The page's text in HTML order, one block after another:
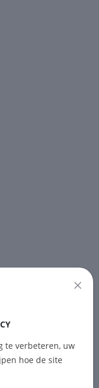
laatste nieuws.
te verbeteren, uw
hoe de site